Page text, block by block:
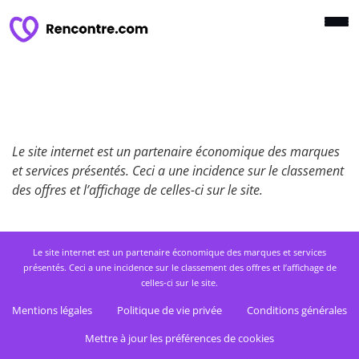
Le site internet est un partenaire économique des marques
et services présentés. Ceci a une incidence sur le classement
des offres et l’affichage de celles-ci sur le site.
Le site internet est un partenaire économique des marques et services
présentés. Ceci a une incidence sur le classement des offres et l’affichage de
celles-ci sur le site.
Mentions légales Politique de vie privée
Conditions générales
Mettre à jour les préférences de cookies